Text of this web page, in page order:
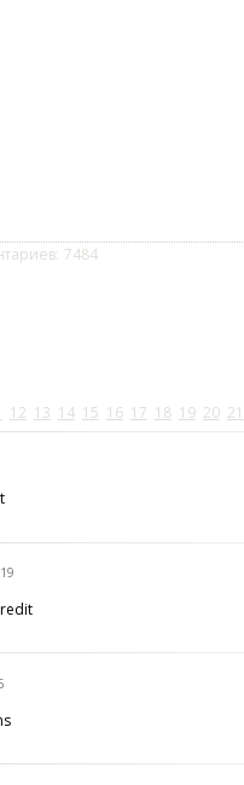
7484
12 13 14 15 16 17 18 19 20 21